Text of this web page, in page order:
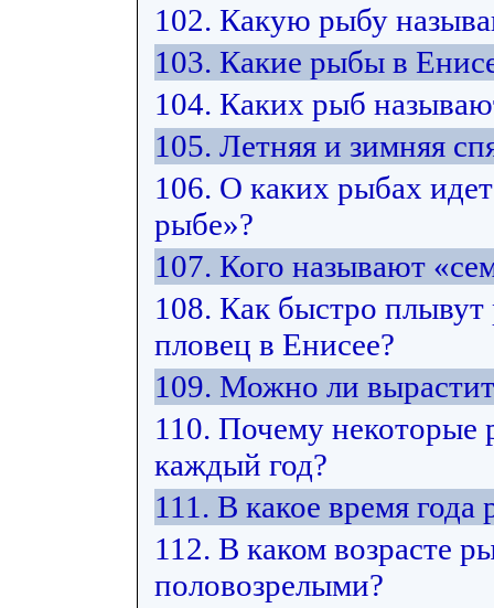
102. Какую рыбу
103. Какие рыбы в
104. Каких рыб
105. Летняя и зимняя
106. О каких рыбах
рыбе»?
107. Кого называют
108. Как быстро
пловец в Енисее?
109. Можно ли
110. Почему
каждый год?
111. В какое время
112. В каком возрасте
половозрелыми?